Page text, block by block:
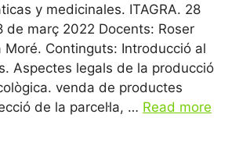
y medicinales. ITAGRA. 28
de març 2022 Docents: Roser
Moré. Continguts: Introducció al
Aspectes legals de la producció
venda de productes
de la parcel·la, … Read more